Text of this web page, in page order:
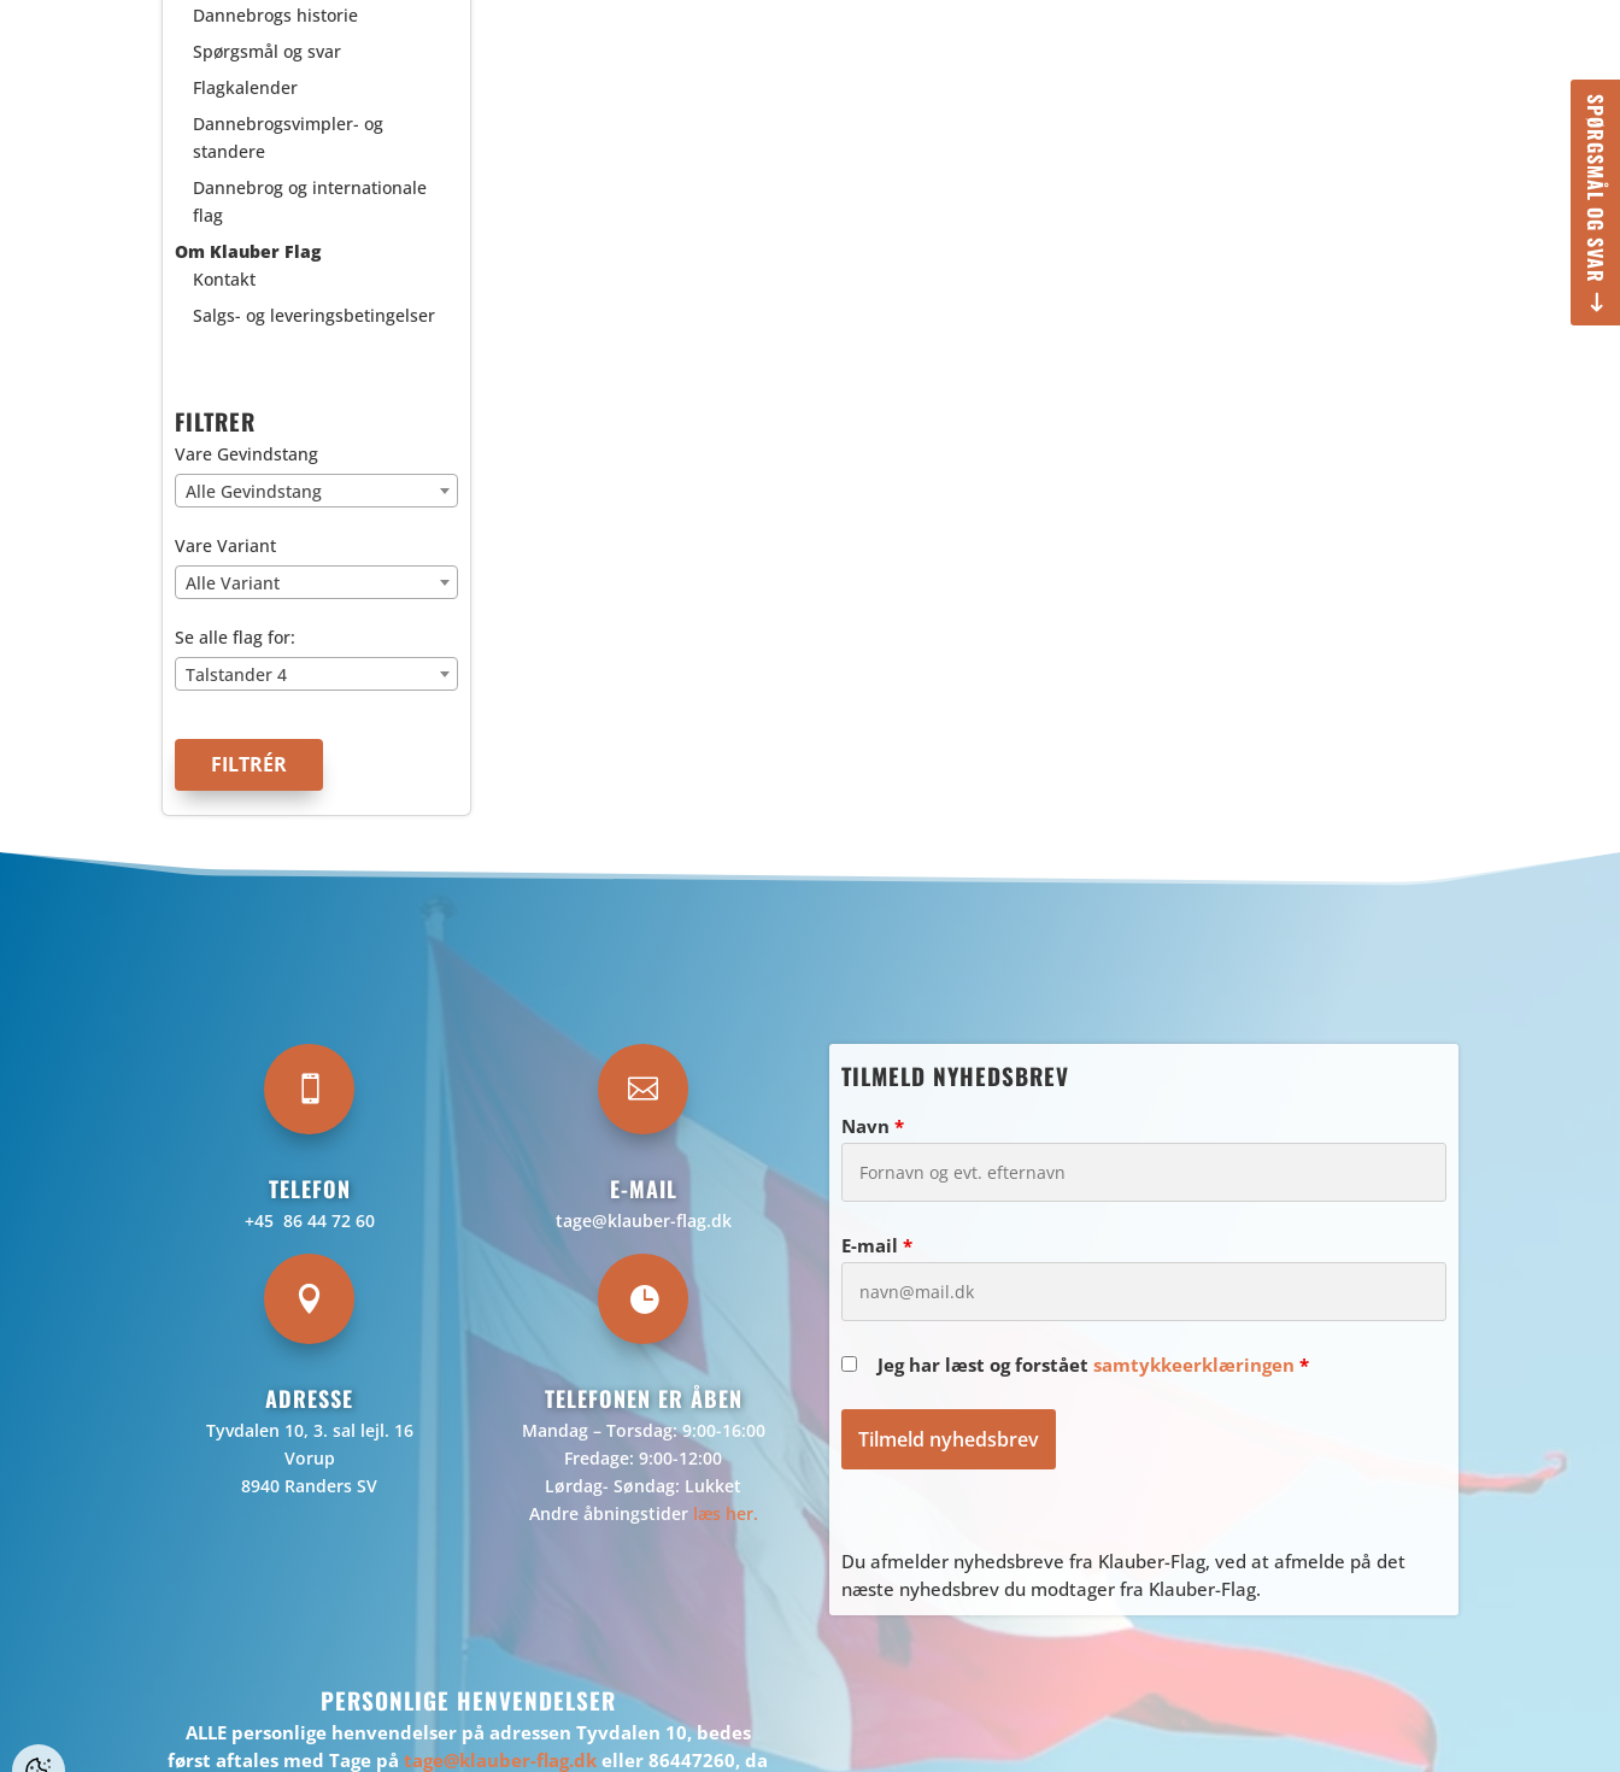
SPØRGSMÅL OG SVAR
Dannebrogs historie
Spørgsmål og svar
Flagkalender
Dannebrogsvimpler- og
standere
Dannebrog og internationale
flag
Om Klauber Flag
Kontakt
Salgs- og leveringsbetingelser
FILTRER
Vare Gevindstang
Alle Gevindstang
Vare Variant
Alle Variant
Se alle flag for:
Talstander 4
FILTRÉR

TELEFON
+45 86 44 72 60

ADRESSE
Tyvdalen 10, 3. sal lejl. 16
Vorup
8940 Randers SV

E-MAIL
tage@klauber-flag.dk

TELEFONEN ER ÅBEN
Mandag – Torsdag: 9:00-16:00
Fredage: 9:00-12:00
Lørdag- Søndag: Lukket
Andre åbningstider læs her.
TILMELD NYHEDSBREV
Navn*
E-mail*
Jeg har læst og forståetsamtykkeerklæringen *
Du afmelder nyhedsbreve fra Klauber-Flag, ved at afmelde på det
næste nyhedsbrev du modtager fra Klauber-Flag.
PERSONLIGE HENVENDELSER
ALLE personlige henvendelser på adressen Tyvdalen 10, bedes
først aftales med Tage på tage@klauber-flag.dk eller 86447260, da